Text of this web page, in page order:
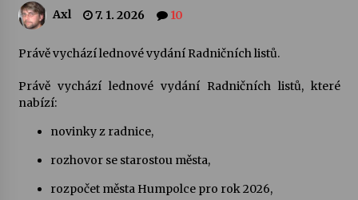
Veselí muzikanti
Pozvánka na integrační festival Quijotova
Letní koncerty ve Stromovce: Kolchoz a
28. 7. 2026
Axl 7. 1. 2026 10
Právě vychází lednové vydání Radničních listů.
Právě vychází lednové vydání Radničních listů, které
nabízí:
novinky z radnice,
rozhovor se starostou města,
rozpočet města Humpolce pro rok 2026,